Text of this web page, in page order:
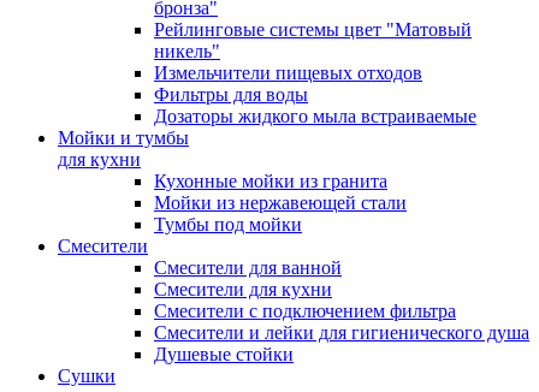
бронза"
Рейлинговые системы цвет "Матовый
никель"
Измельчители пищевых отходов
Фильтры для воды
Дозаторы жидкого мыла встраиваемые
Мойки и тумбы
для кухни
Кухонные мойки из гранита
Мойки из нержавеющей стали
Тумбы под мойки
Смесители
Смесители для ванной
Смесители для кухни
Смесители с подключением фильтра
Cмесители и лейки для гигиенического душа
Душевые стойки
Сушки